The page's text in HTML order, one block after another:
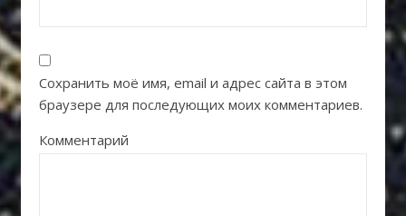
Сохранить моё имя, email и адрес сайта в этом
браузере для последующих моих комментариев.
Комментарий